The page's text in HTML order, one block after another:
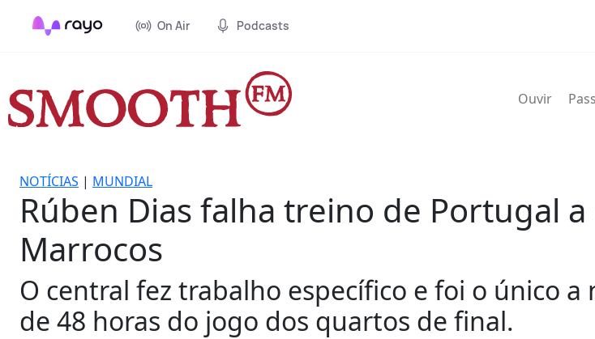
On Air Podcasts
Ouvir
NOTÍCIAS | MUNDIAL
Rúben Dias falha treino de Portugal
Marrocos
O central fez trabalho específico e foi o único
de 48 horas do jogo dos quartos de final.